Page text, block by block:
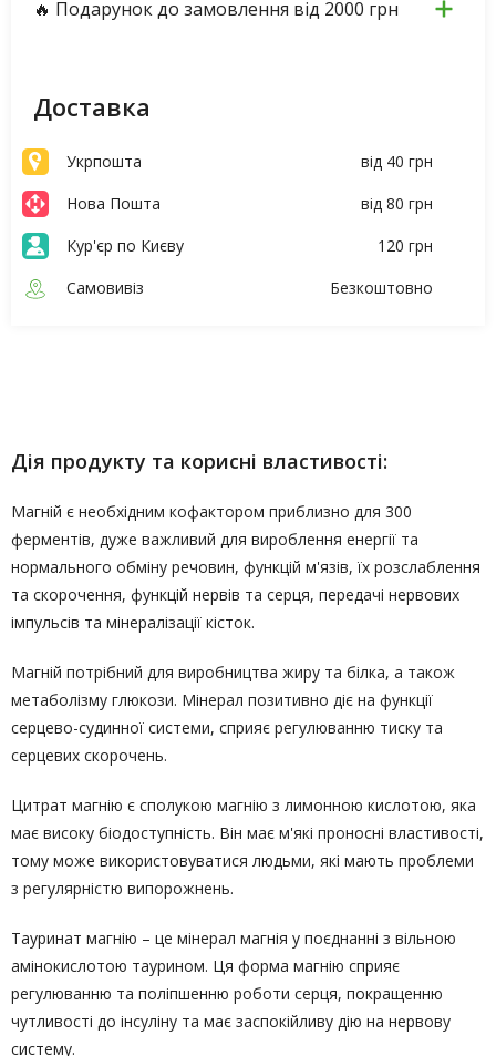
🔥 Подарунок до замовлення від 2000 грн
Доставка
Укрпошта
від 40 грн
Нова Пошта
від 80 грн
Кур'єр по Києву
120 грн
Самовивіз
Безкоштовно
Дія продукту та корисні властивості:
Магній є необхідним кофактором приблизно для 300
ферментів, дуже важливий для вироблення енергії та
нормального обміну речовин, функцій м'язів, їх розслаблення
та скорочення, функцій нервів та серця, передачі нервових
імпульсів та мінералізації кісток.
Магній потрібний для виробництва жиру та білка, а також
метаболізму глюкози. Мінерал позитивно діє на функції
серцево-судинної системи, сприяє регулюванню тиску та
серцевих скорочень.
Цитрат магнію є сполукою магнію з лимонною кислотою, яка
має високу біодоступність. Він має м'які проносні властивості,
тому може використовуватися людьми, які мають проблеми
з регулярністю випорожнень.
Тауринат магнію – це мінерал магнія у поєднанні з вільною
амінокислотою таурином. Ця форма магнію сприяє
регулюванню та поліпшенню роботи серця, покращенню
чутливості до інсуліну та має заспокійливу дію на нервову
систему.